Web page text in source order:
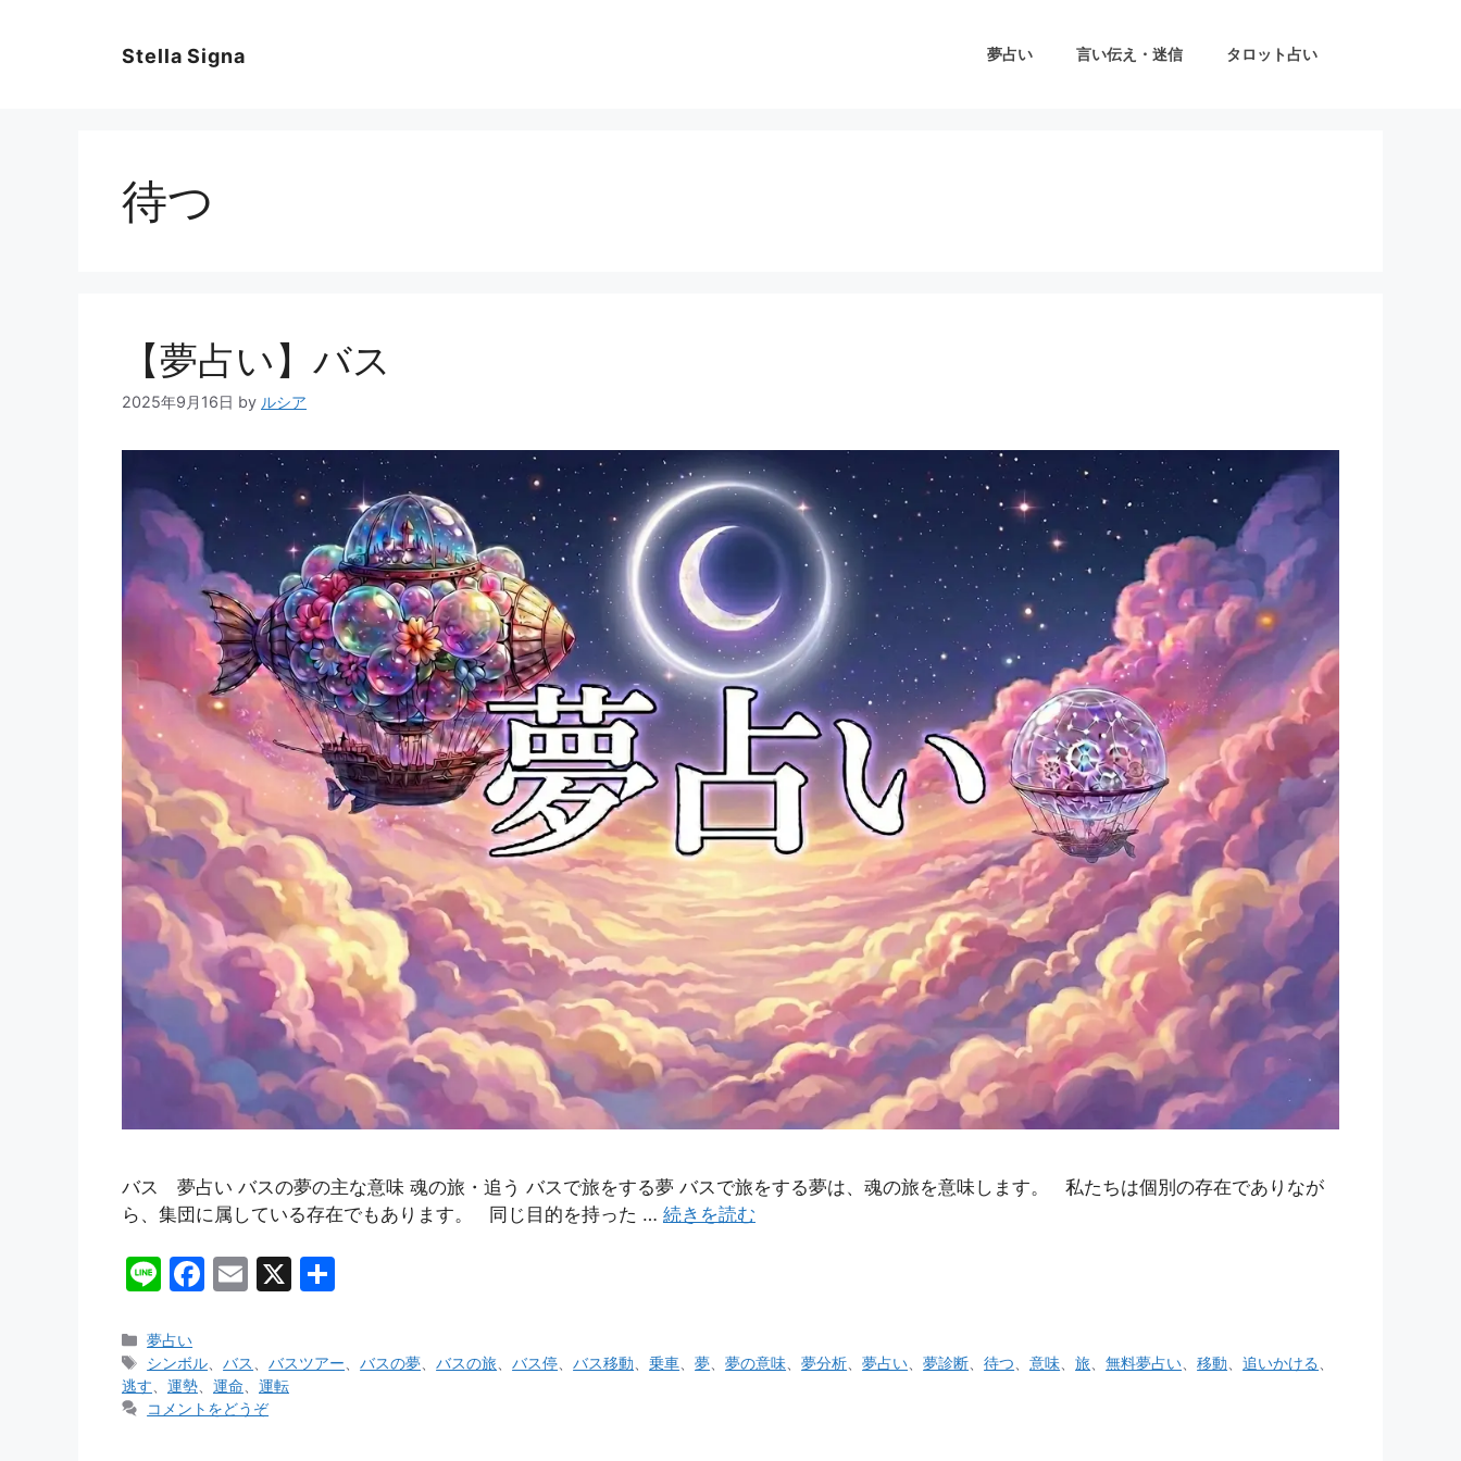
Stella Signa 夢占い 言い伝え・迷信 タロット占い
待つ
【夢占い】バス
2025年9月16日 by ルシア
バス 夢占い バスの夢の主な意味 魂の旅・追う バスで旅をする夢 バスで旅をする夢は、魂の旅を意味します。 私たちは個別の存在でありなが
ら、集団に属している存在でもあります。 同じ目的を持った … 続きを読む
Li
e
F
e
b
E
l
X
カ
テ
ゴ
リ
夢占い
タ
グ
シンボル 、バス 、バスツアー 、バスの夢 、バスの旅 、バス停 、バス移動 、乗車 、夢 、夢の意味 、夢分析 、夢占い 、夢診断 、待つ 、意味 、旅 、無料夢占い 、移動 、追いかける
逃す
運勢 運命
運転
コメントをどうぞ